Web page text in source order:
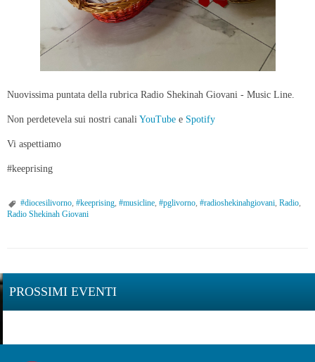
Nuovissima puntata della rubrica Radio Shekinah Giovani - Music Line.
Non perdetevela sui nostri canali YouTube e Spotify
Vi aspettiamo
#keeprising
#diocesilivorno, #keeprising, #musicline, #pglivorno, #radioshekinahgiovani, Radio,
Radio Shekinah Giovani
PROSSIMI EVENTI